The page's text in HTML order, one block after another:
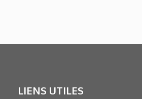
LIENS UTILES